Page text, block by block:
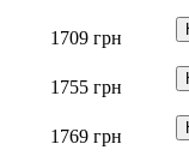
1709 грн
1755 грн
1769 грн